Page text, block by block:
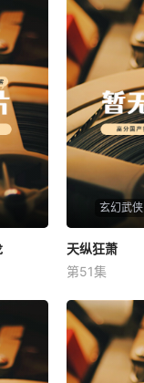
龙
玄幻武侠
天纵狂萧
未知
天纵狂萧
第51集